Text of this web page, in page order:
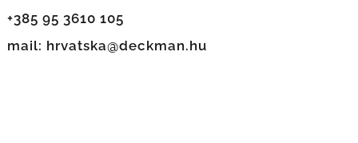
+385 95 3610 105
mail: hrvatska@deckman.hu